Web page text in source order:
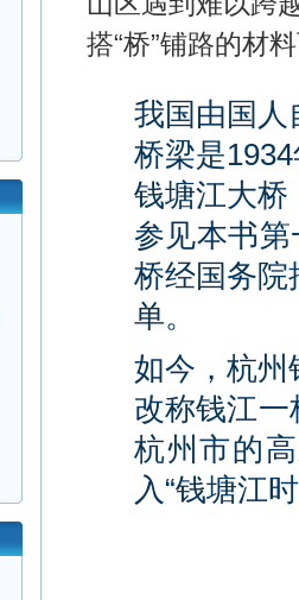
搭“桥”铺路的材
我国由国人
桥梁是
钱塘江大桥
参见本书
桥经国务院
单。
如今，杭州
改称钱江
杭州市的
入“钱塘江